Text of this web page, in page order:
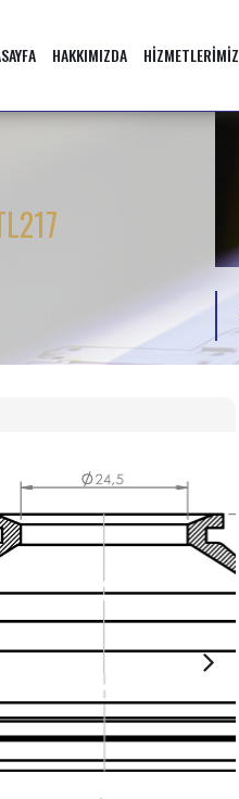
HAKKIMIZDA HİZMETLERİMİZ